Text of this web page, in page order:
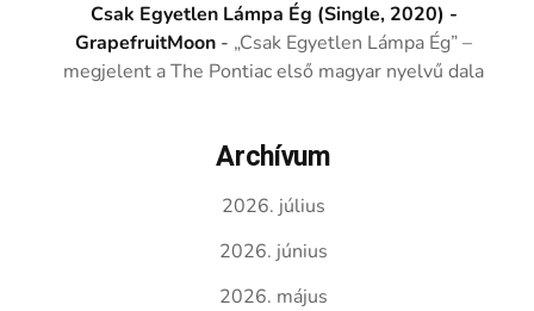
Csak Egyetlen Lámpa Ég (Single, 2020) -
GrapefruitMoon - „Csak Egyetlen Lámpa Ég” –
megjelent a The Pontiac első magyar nyelvű dala
Archívum
2026. július
2026. június
2026. május